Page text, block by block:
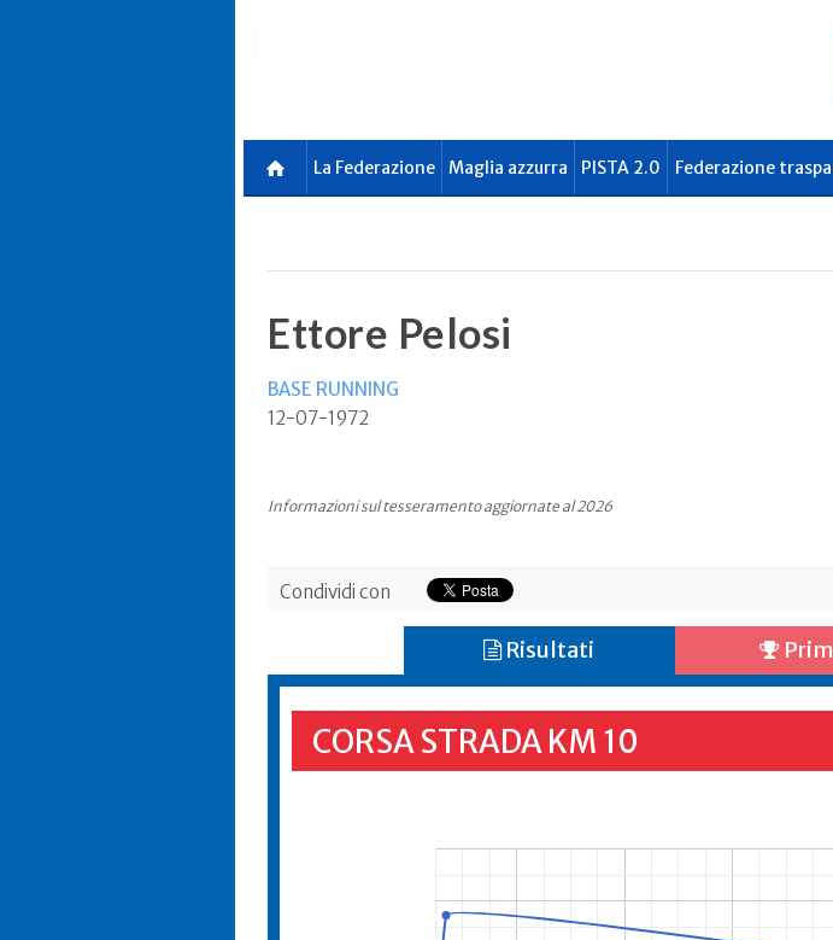
La Federazione Maglia azzurra PISTA 2.0 Federazione
Ettore Pelosi
BASE RUNNING
12-07-1972
Informazioni sul tesseramento aggiornate al 2026
Condividi con
Risultati
CORSA STRADA KM 10